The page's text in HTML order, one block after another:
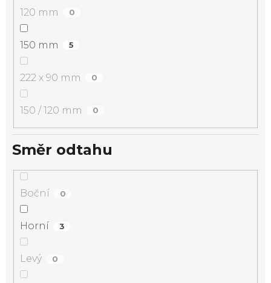
120 mm 0
150 mm 5
222 x 90 mm 0
150 / 120 mm 0
Směr odtahu
Boční 0
Horní 3
Levý 0